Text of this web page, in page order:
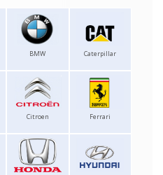
BMW Caterpillar
Citroen Ferrari